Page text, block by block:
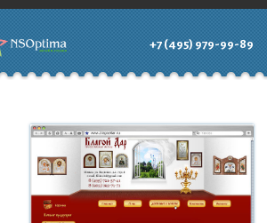
+7 (495) 979-99-89